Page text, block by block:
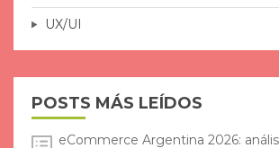
UX/UI
POSTS MÁS LEÍDOS
eCommerce Argentina 2026: